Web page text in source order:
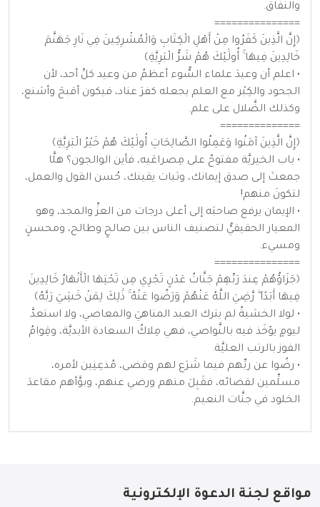
والنفاق.
===============
﴿إِنَّ الَّذِينَ كَفَرُوا مِنْ أَهْلِ الْكِتَابِ وَالْمُشْرِكِينَ فِي نَارِ جَهَنَّمَ
خَالِدِينَ فِيهَا ۚ أُولَٰئِكَ هُمْ شَرُّ الْبَرِيَّةِ﴾
• اعلم أن وعيدَ علماء السُّوء أعظمُ من وعيد كلِّ أحد، لأن
الجحود والكِبْر مع العلم يجعله كفرَ عناد، فيكون أقبحَ وأشنع،
وكذلك الضَّلال على علم.
==============
﴿إِنَّ الَّذِينَ آمَنُوا وَعَمِلُوا الصَّالِحَاتِ أُولَٰئِكَ هُمْ خَيْرُ الْبَرِيَّةِ﴾
• باب الخيريَّة مفتوحٌ على مِصراعَيه، فأين الوالجون؟ هلَّا
جمعتَ إلى صدق إيمانك، وثبات يقينك، حُسن القول والعمل،
لتكونَ منهم!
• الإيمان يرفع صاحبَه إلى أعلى درجات من العزِّ والمجد، وهو
المعيار الحقيقيُّ لتصنيف الناس بين صالحٍ وطالح، ومحسنٍ
ومسيء.
===============
﴿جَزَاؤُهُمْ عِندَ رَبِّهِمْ جَنَّاتُ عَدْنٍ تَجْرِي مِن تَحْتِهَا الْأَنْهَارُ خَالِدِينَ
فِيهَا أَبَدًا ۖ رَّضِيَ اللَّهُ عَنْهُمْ وَرَضُوا عَنْهُ ۚ ذَٰلِكَ لِمَنْ خَشِيَ رَبَّهُ﴾
• لولا الخشيةُ لم يترك العبد المناهيَ والمعاصي، ولا استعدَّ
ليومٍ يؤخَذ فيه بالنَّواصي، فهي مِلاكُ السعادة الأبديَّة، وقِوامُ
الفوز بالرتب العليَّة.
• رضُوا عن ربِّهم فيما شَرَع لهم وقضى، مُذعِنِين لأمره،
مسلِّمين لقضائه، فقَبِلَ منهم ورضي عنهم، وبوَّأهم مقاعدَ
الخلود في جنَّات النعيم.
مواقع لجنة الدعوة الإلكترونية